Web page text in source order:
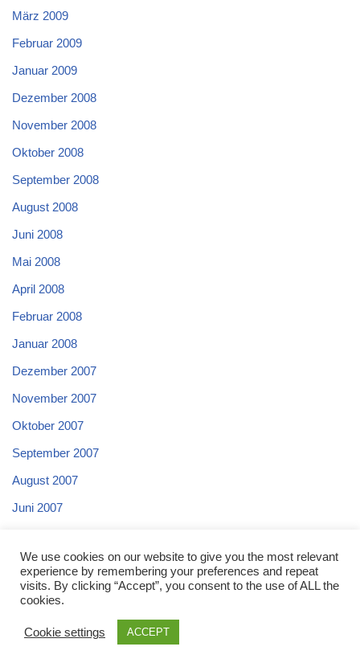
März 2009
Februar 2009
Januar 2009
Dezember 2008
November 2008
Oktober 2008
September 2008
August 2008
Juni 2008
Mai 2008
April 2008
Februar 2008
Januar 2008
Dezember 2007
November 2007
Oktober 2007
September 2007
August 2007
Juni 2007
April 2007
We use cookies on our website to give you the most relevant
experience by remembering your preferences and repeat
visits. By clicking “Accept”, you consent to the use of ALL the
cookies.
Cookie settings ACCEPT